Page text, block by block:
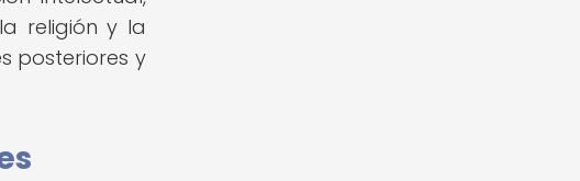
religión y la
posteriores y